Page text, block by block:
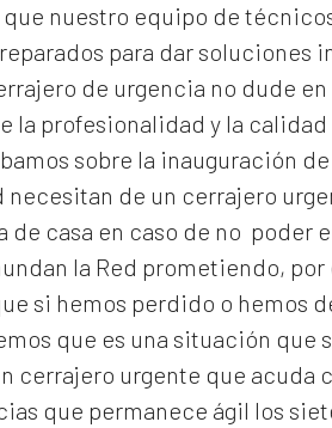
nuestro equipo de
para dar soluciones
de urgencia no dude
profesionalidad y la
sobre la inauguración
de un cerrajero
casa en caso de no poder
la Red prometiendo,
si hemos perdido o hemos
que es una situación
cerrajero urgente que acuda
que permanece ágil los